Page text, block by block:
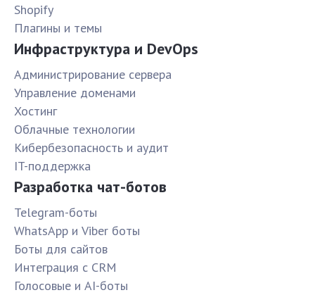
Shopify
Плагины и темы
Инфраструктура и DevOps
Администрирование сервера
Управление доменами
Хостинг
Облачные технологии
Кибербезопасность и аудит
IT-поддержка
Разработка чат-ботов
Telegram-боты
WhatsApp и Viber боты
Боты для сайтов
Интеграция с CRM
Голосовые и AI-боты